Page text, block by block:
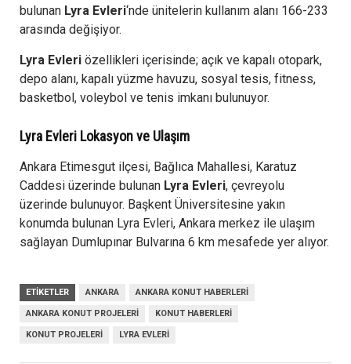
bulunan Lyra Evleri‘nde ünitelerin kullanım alanı 166-233
arasında değişiyor.
Lyra Evleri özellikleri içerisinde; açık ve kapalı otopark,
depo alanı, kapalı yüzme havuzu, sosyal tesis, fitness,
basketbol, voleybol ve tenis imkanı bulunuyor.
Lyra Evleri Lokasyon ve Ulaşım
Ankara Etimesgut ilçesi, Bağlıca Mahallesi, Karatuz
Caddesi üzerinde bulunan Lyra Evleri, çevreyolu
üzerinde bulunuyor. Başkent Üniversitesine yakın
konumda bulunan Lyra Evleri, Ankara merkez ile ulaşım
sağlayan Dumlupınar Bulvarına 6 km mesafede yer alıyor.
ETIKETLER ANKARA ANKARA KONUT HABERLERI
ANKARA KONUT PROJELERI KONUT HABERLERI
KONUT PROJELERI LYRA EVLERI